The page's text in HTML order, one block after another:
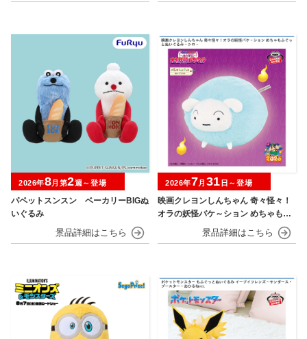
パペットスンスン ベーカリーBIGぬ
いぐるみ
2026年8月第2週～登場
映画クレヨンしんちゃん 奇々怪々！
オラの妖怪バケ～ション めちゃもふ
ぐっとぬいぐるみ シロ
2026年7月 31 日～登場